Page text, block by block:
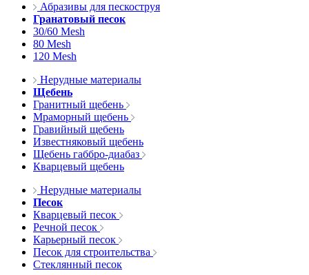
Абразивы для пескоструя
Гранатовый песок
30/60 Mesh
80 Mesh
120 Mesh
Нерудные материалы
Щебень
Гранитный щебень
Мраморный щебень
Гравийный щебень
Известняковый щебень
Щебень габбро-диабаз
Кварцевый щебень
Нерудные материалы
Песок
Кварцевый песок
Речной песок
Карьерный песок
Песок для строительства
Стеклянный песок